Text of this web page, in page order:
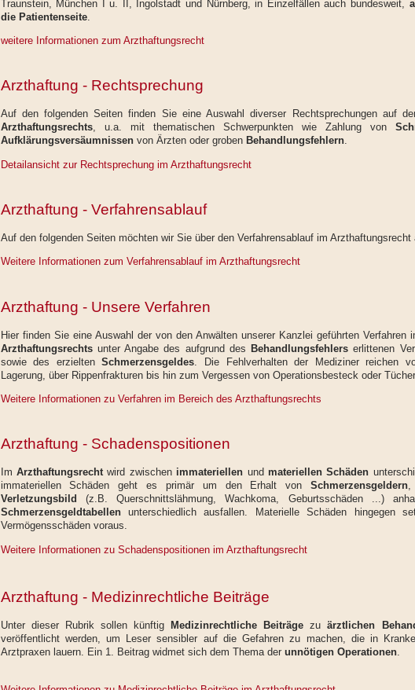
Traunstein, München I u. II, Ingolstadt und Nürnberg, in Einzelfällen auch bundesweit,
die Patientenseite.
weitere Informationen zum Arzthaftungsrecht
Arzthaftung - Rechtsprechung
Auf den folgenden Seiten finden Sie eine Auswahl diverser Rechtsprechungen auf
Arzthaftungsrechts, u.a. mit thematischen Schwerpunkten wie Zahlung von
Aufklärungsversäumnissenvon Ärzten oder groben Behandlungsfehlern.
Detailansicht zur Rechtsprechung im Arzthaftungsrecht
Arzthaftung - Verfahrensablauf
Auf den folgenden Seiten möchten wir Sie über den Verfahrensablauf im Arzthaftungsrecht
Weitere Informationen zum Verfahrensablauf im Arzthaftungsrecht
Arzthaftung - Unsere Verfahren
Hier finden Sie eine Auswahl der von den Anwälten unserer Kanzlei geführten Verfahren
Arzthaftungsrechts unter Angabe des aufgrund des Behandlungsfehlers erlittenen
sowie des erzieltenSchmerzensgeldes . Die Fehlverhalten der Mediziner reichen
Lagerung, über Rippenfrakturen bis hin zum Vergessen von Operationsbesteck oder
Weitere Informationen zu Verfahren im Bereich des Arzthaftungsrechts
Arzthaftung - Schadenspositionen
Im Arzthaftungsrechtwird zwischen immateriellen und materiellen Schäden
immateriellen Schäden geht es primär um den Erhalt von Schmerzensgeldern,
Verletzungsbild (z.B. Querschnittslähmung, Wachkoma, Geburtsschäden ...)
Schmerzensgeldtabellenunterschiedlich ausfallen. Materielle Schäden hingegen
Vermögensschäden voraus.
Weitere Informationen zu Schadenspositionen im Arzthaftungsrecht
Arzthaftung - Medizinrechtliche Beiträge
Unter dieser Rubrik sollen künftig Medizinrechtliche Beiträgezuärztlichen
veröffentlicht werden, um Leser sensibler auf die Gefahren zu machen, die in
Arztpraxen lauern. Ein 1. Beitrag widmet sich dem Thema der unnötigen Operationen.